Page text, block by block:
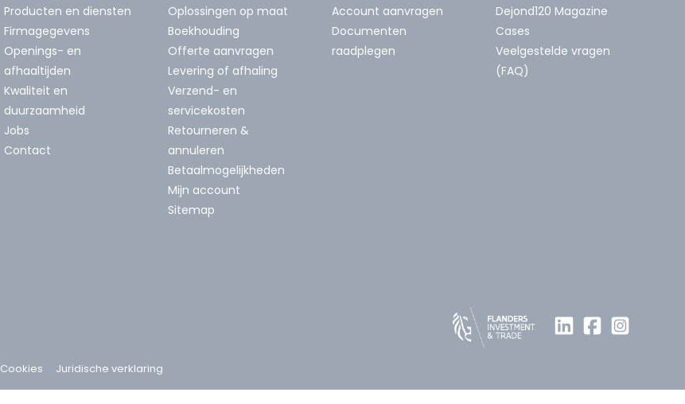
Producten en diensten
Firmagegevens
Openings- en
afhaaltijden
Kwaliteit en
duurzaamheid
Jobs
Contact
Oplossingen op maat
Boekhouding
Offerte aanvragen
Levering of afhaling
Verzend- en
servicekosten
Retourneren &
annuleren
Betaalmogelijkheden
Mijn account
Sitemap
Account aanvragen
Documenten
raadplegen
Dejond120 Magazine
Cases
Veelgestelde vragen
(FAQ)
Cookies Juridische verklaring